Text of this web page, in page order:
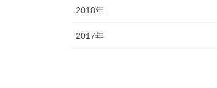
2018年
2017年